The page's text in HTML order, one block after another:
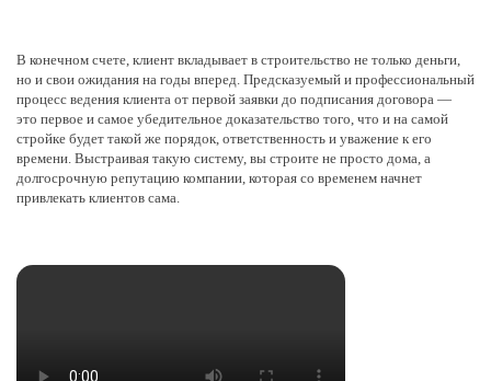
В конечном счете, клиент вкладывает в строительство не только деньги,
но и свои ожидания на годы вперед. Предсказуемый и профессиональный
процесс ведения клиента от первой заявки до подписания договора —
это первое и самое убедительное доказательство того, что и на самой
стройке будет такой же порядок, ответственность и уважение к его
времени. Выстраивая такую систему, вы строите не просто дома, а
долгосрочную репутацию компании, которая со временем начнет
привлекать клиентов сама.